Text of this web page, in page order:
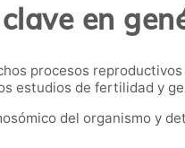
en
procesos
estudios de fertilidad y
del organismo y